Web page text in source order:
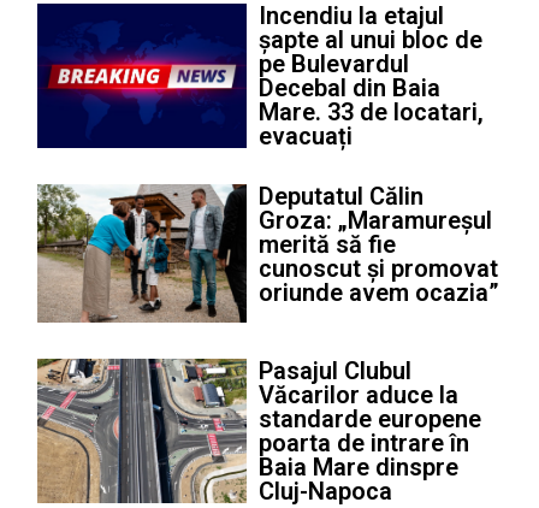
Incendiu la etajul
șapte al unui bloc de
pe Bulevardul
Decebal din Baia
Mare. 33 de locatari,
evacuați
Deputatul Călin
Groza: „Maramureșul
merită să fie
cunoscut și promovat
oriunde avem ocazia”
Pasajul Clubul
Văcarilor aduce la
standarde europene
poarta de intrare în
Baia Mare dinspre
Cluj-Napoca